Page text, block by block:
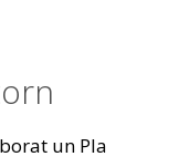
un Pla